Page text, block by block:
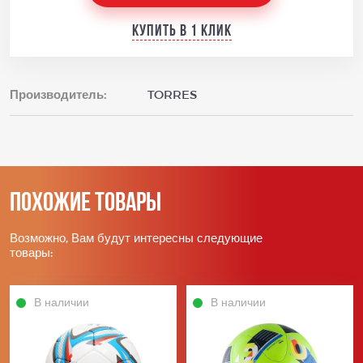
Купить в 1 клик
Производитель: TORRES
Похожие товары
Возможно, Вам будут интересны следующие
товары:
В наличии В наличии